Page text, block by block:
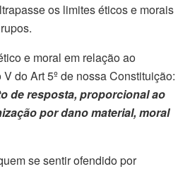
os limites éticos e morais
e moral em relação ao
do Art 5º de nossa Constituição:
de resposta, proporcional ao
por dano material, moral
se sentir ofendido por